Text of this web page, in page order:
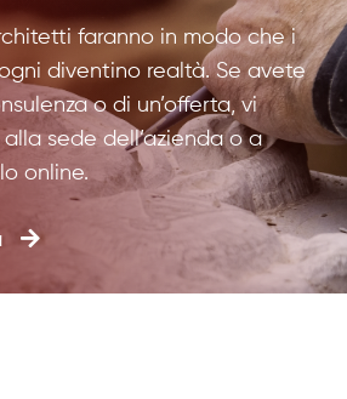
faranno in modo che i
diventino realtà. Se avete
o di un’offerta, vi
sede dell’azienda o a
online.